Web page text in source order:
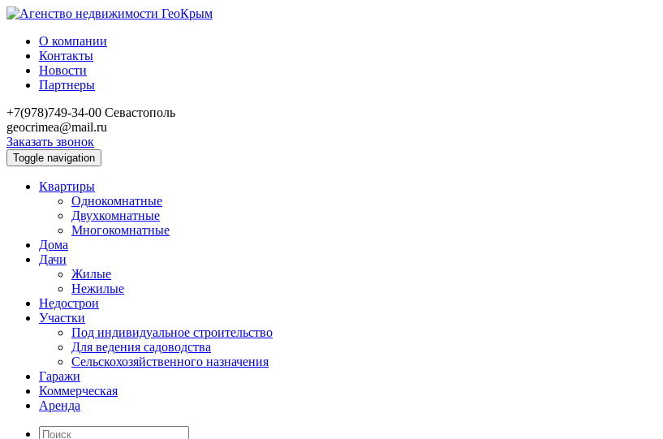
О компании
Контакты
Новости
Партнеры
+7(978)749-34-00 Севастополь
geocrimea@mail.ru
Заказать звонок
Toggle navigation
Квартиры
Однокомнатные
Двухкомнатные
Многокомнатные
Дома
Дачи
Жилые
Нежилые
Недострои
Участки
Под индивидуальное строительство
Для ведения садоводства
Сельскохозяйственного назначения
Гаражи
Коммерческая
Аренда